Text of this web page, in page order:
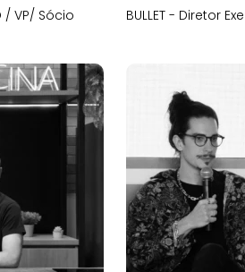
/ VP/ Sócio
BULLET - Diretor